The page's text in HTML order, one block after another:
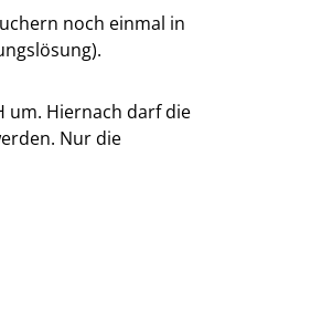
noch einmal in
um. Hiernach darf die
Nur die